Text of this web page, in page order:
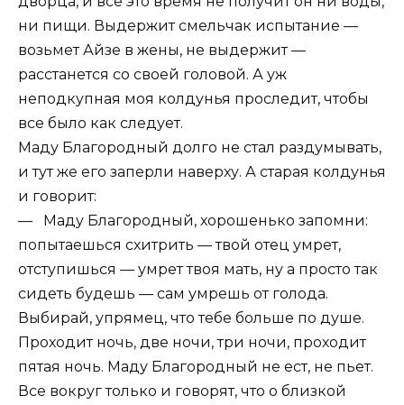
ни пищи. Выдержит смельчак испытание —
возьмет Айзе в жены, не выдержит —
расстанется со своей головой. А уж
неподкупная моя колдунья проследит, чтобы
все было как следует.
Маду Благородный долго не стал раздумывать,
и тут же его заперли наверху. А старая колдунья
и говорит:
— Маду Благородный, хорошенько запомни:
попытаешься схитрить — твой отец умрет,
отступишься — умрет твоя мать, ну а просто так
сидеть будешь — сам умрешь от голода.
Выбирай, упрямец, что тебе больше по душе.
Проходит ночь, две ночи, три ночи, проходит
пятая ночь. Маду Благородный не ест, не пьет.
Все вокруг только и говорят, что о близкой